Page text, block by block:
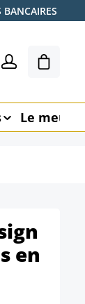
BANCAIRES
Le
Le
en